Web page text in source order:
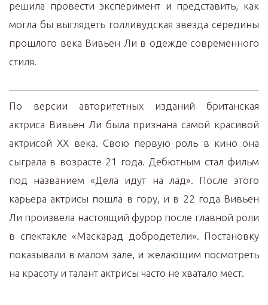
решила провести эксперимент и представить, как
могла бы выглядеть голливудская звезда середины
прошлого века Вивьен Ли в одежде современного
стиля.
По версии авторитетных изданий британская
актриса Вивьен Ли была признана самой красивой
актрисой ХХ века. Свою первую роль в кино она
сыграла в возрасте 21 года. Дебютным стал фильм
под названием «Дела идут на лад». После этого
карьера актрисы пошла в гору, и в 22 года Вивьен
Ли произвела настоящий фурор после главной роли
в спектакле «Маскарад добродетели». Постановку
показывали в малом зале, и желающим посмотреть
на красоту и талант актрисы часто не хватало мест.